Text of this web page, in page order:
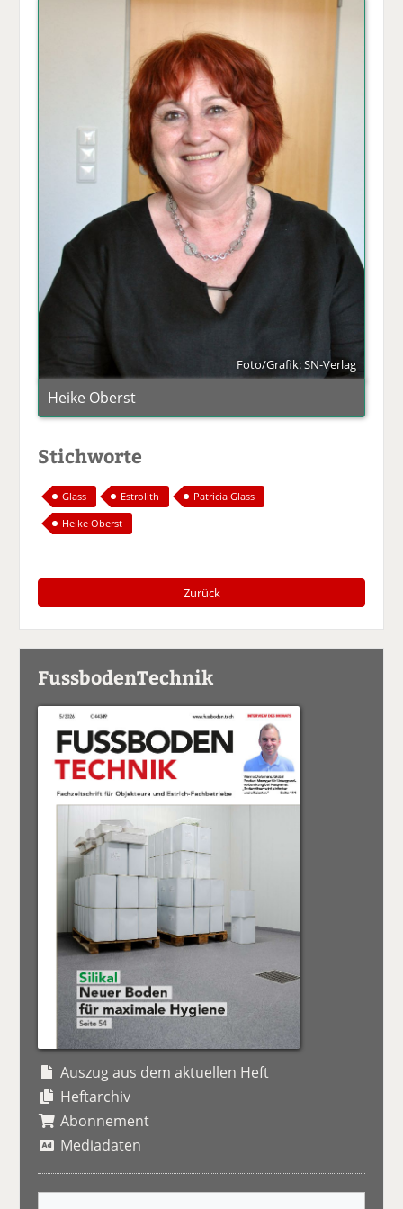
Foto/Grafik: SN-Verlag
Heike Oberst
Stichworte
Glass Estrolith
Patricia Glass
Heike Oberst
Zurück
FussbodenTechnik
Auszug aus dem aktuellen Heft
Heftarchiv
Abonnement
Mediadaten